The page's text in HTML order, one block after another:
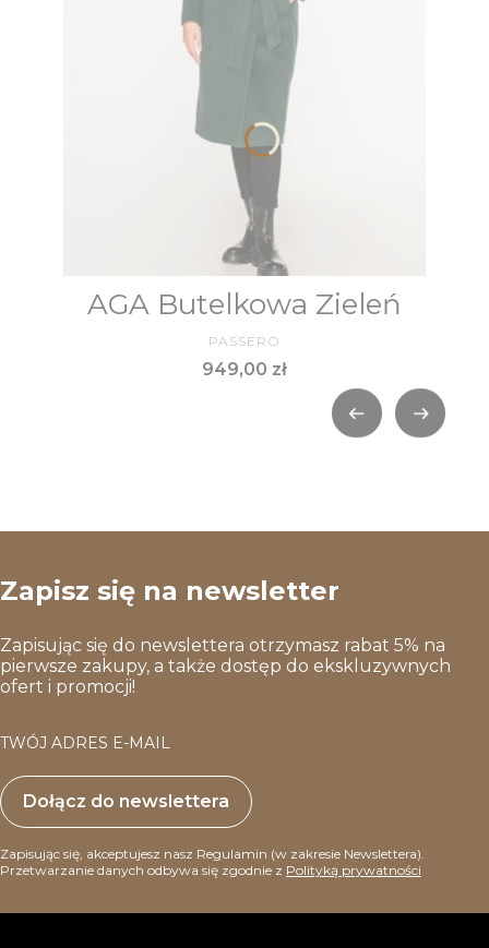
AGA Butelkowa Zieleń
PRODUCENT
PASSERO
Cena
949,00 zł
Zapisz się na newsletter
Zapisując się do newslettera otrzymasz rabat 5% na
pierwsze zakupy, a także dostęp do ekskluzywnych
ofert i promocji!
TWÓJ ADRES E-MAIL
Dołącz do newslettera
Zapisując się, akceptujesz nasz Regulamin (w zakresie Newslettera).
Przetwarzanie danych odbywa się zgodnie z Polityką prywatności